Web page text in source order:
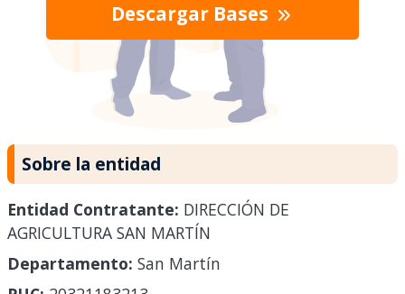
Descargar Bases
Sobre la entidad
Entidad Contratante: DIRECCIÓN DE
AGRICULTURA SAN MARTÍN
Departamento: San Martín